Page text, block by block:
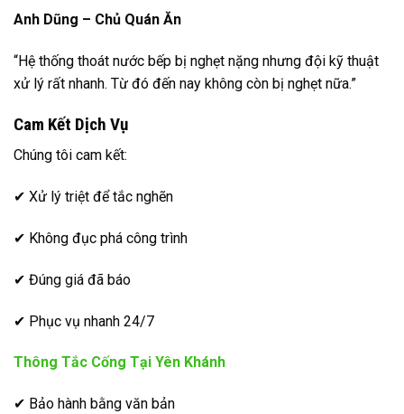
Anh Dũng – Chủ Quán Ăn
“Hệ thống thoát nước bếp bị nghẹt nặng nhưng đội kỹ thuật
xử lý rất nhanh. Từ đó đến nay không còn bị nghẹt nữa.”
Cam Kết Dịch Vụ
Chúng tôi cam kết:
✔ Xử lý triệt để tắc nghẽn
✔ Không đục phá công trình
✔ Đúng giá đã báo
✔ Phục vụ nhanh 24/7
Thông Tắc Cống Tại Yên Khánh
✔ Bảo hành bằng văn bản